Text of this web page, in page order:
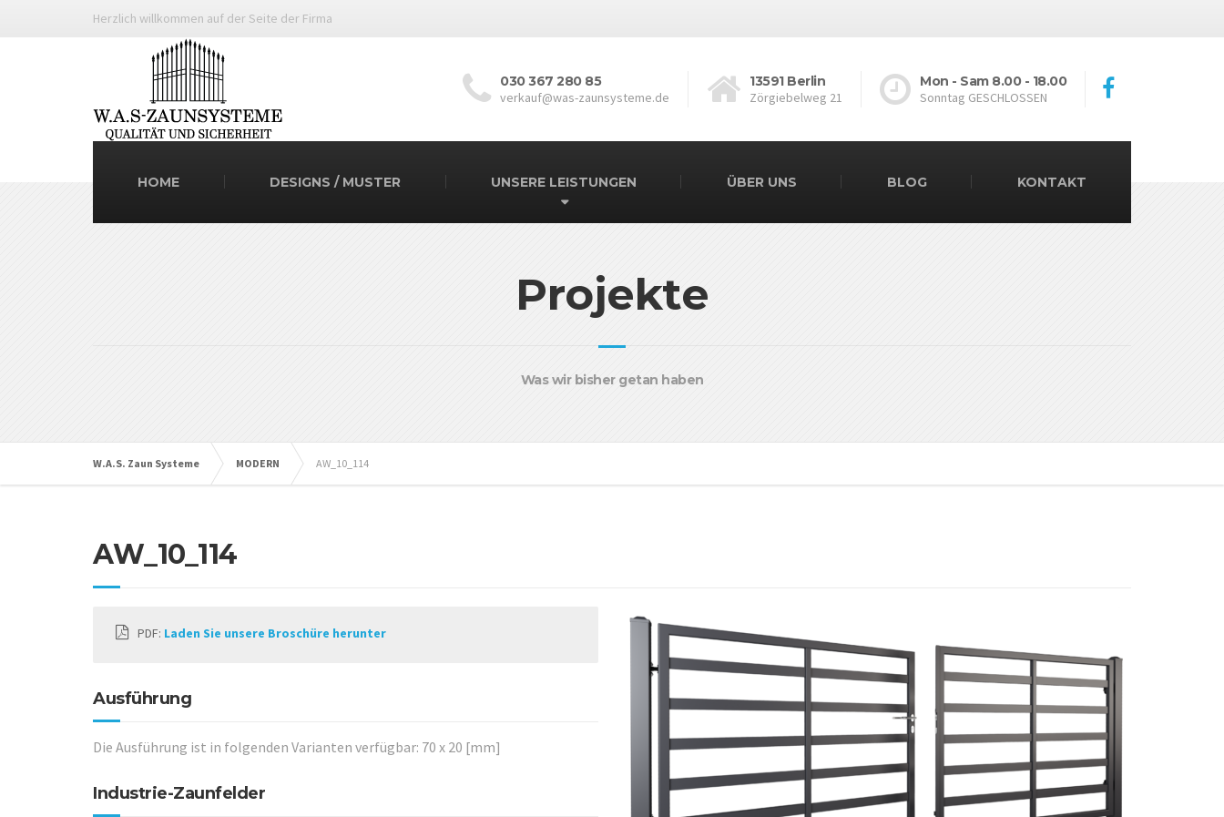
Herzlich willkommen auf der Seite der Firma
030 367 280 85
verkauf@was-zaunsysteme.de
13591 Berlin
Zörgiebelweg 21
Mon - Sam 8.00 - 18.00
Sonntag GESCHLOSSEN
HOME DESIGNS / MUSTER UNSERE LEISTUNGEN ÜBER UNS BLOG KONTAKT
Projekte
Was wir bisher getan haben
W.A.S. Zaun Systeme MODERN AW_10_114
AW_10_114
PDF: Laden Sie unsere Broschüre herunter
Ausführung
Die Ausführung ist in folgenden Varianten verfügbar: 70 x 20 [mm]
Industrie-Zaunfelder